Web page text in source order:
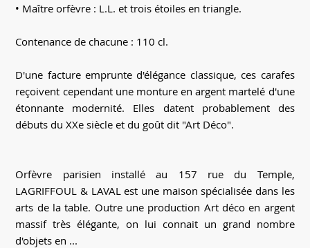
• Maître orfèvre : L.L. et trois étoiles en triangle.
Contenance de chacune : 110 cl.
D'une facture emprunte d'élégance classique, ces carafes
reçoivent cependant une monture en argent martelé d'une
étonnante modernité. Elles datent probablement des
débuts du XXe siècle et du goût dit "Art Déco".
Orfèvre parisien installé au 157 rue du Temple,
LAGRIFFOUL & LAVAL est une maison spécialisée dans les
arts de la table. Outre une production Art déco en argent
massif très élégante, on lui connait un grand nombre
d'objets en ...